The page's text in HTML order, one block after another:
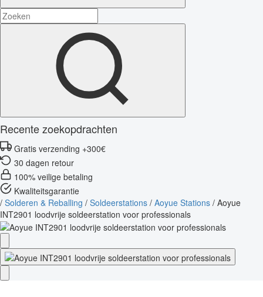
Recente zoekopdrachten
Gratis verzending +300€
30 dagen retour
100% veilige betaling
Kwaliteitsgarantie
/ Solderen & Reballing / Soldeerstations / Aoyue Stations / Aoyue
INT2901 loodvrije soldeerstation voor professionals